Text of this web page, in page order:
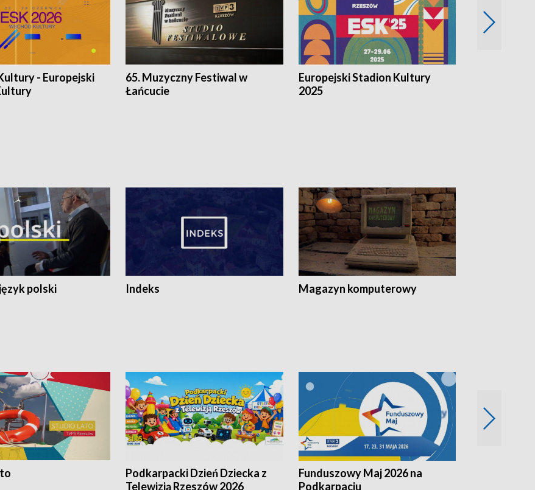
- Europejski
65. Muzyczny Festiwal w
Łańcucie
Europejski Stadion Kultury
2025
polski Indeks Magazyn komputerowy
Podkarpacki Dzień Dziecka z
Telewizją Rzeszów 2026
Funduszowy Maj 2026 na
Podkarpaciu